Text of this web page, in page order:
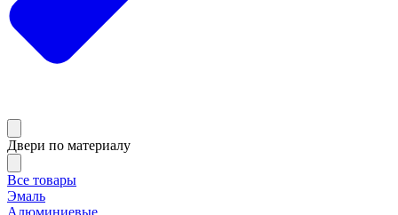
Двери по материалу
Все товары
Эмаль
Алюминиевые